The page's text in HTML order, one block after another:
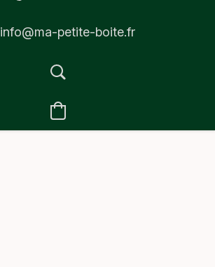
info@ma-petite-boite.fr